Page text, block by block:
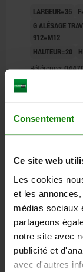
Consentement
Ce site web
Les cookies
et les
médias sociaux
partageons
notre site avec
publicité et
avec d'autres
LARGEUR=35
G ALÉSAGE
912=M12
HAUTEUR=20
Référence:
hors frais d’envoi
PLAQUE
BUTÉE, L=85,